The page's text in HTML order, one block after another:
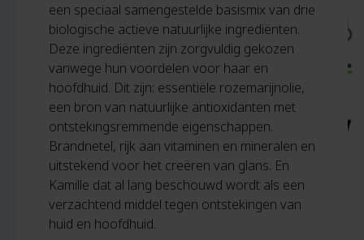
een speciaal samengestelde basismix van drie
biologische actieve natuurlijke ingrediënten.
Deze ingrediënten zijn zorgvuldig gekozen
vanwege hun voordelen voor haar en
hoofdhuid. Dit zijn: essentiële rozemarijnolie,
een bron van natuurlijke antioxidanten met
ontstekingsremmende eigenschappen.
Brandnetel, rijk aan vitaminen en mineralen en
uitstekend voor het creëren van glans. En
Kamille dat al lang beschouwd wordt als een
verzachtend middel tegen ontstekingen van
huid en hoofdhuid.